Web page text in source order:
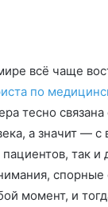
a
n
e
всё чаще
по
тесно
а значит — с
так и
спорные
момент, и